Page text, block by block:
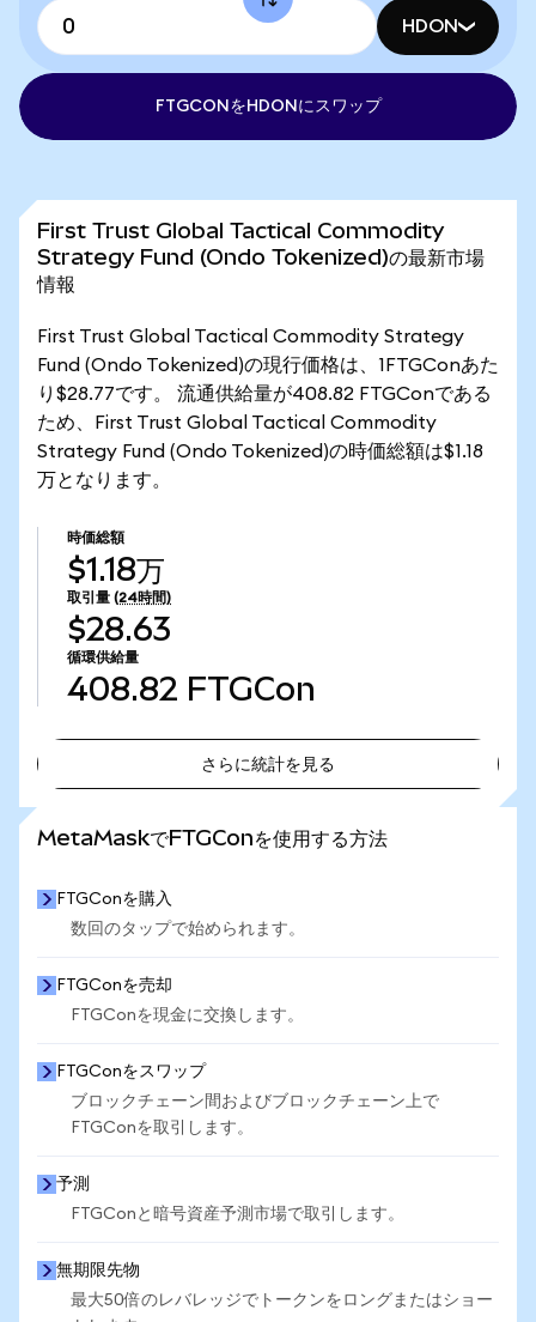
HDON
FTGCONをHDONにスワップ
First Trust Global Tactical Commodity
Strategy Fund (Ondo Tokenized)の最新市場
情報
First Trust Global Tactical Commodity Strategy
Fund (Ondo Tokenized)の現行価格は、1FTGConあた
り$28.77です。 流通供給量が408.82 FTGConである
ため、First Trust Global Tactical Commodity
Strategy Fund (Ondo Tokenized)の時価総額は$1.18
万となります。
時価総額
$1.18万
取引量 (24時間)
$28.63
循環供給量
408.82 FTGCon
さらに統計を見る
MetaMaskでFTGConを使用する方法
FTGConを購入
数回のタップで始められます。
FTGConを売却
FTGConを現金に交換します。
FTGConをスワップ
ブロックチェーン間およびブロックチェーン上で
FTGConを取引します。
予測
FTGConと暗号資産予測市場で取引します。
無期限先物
最大50倍のレバレッジでトークンをロングまたはショー